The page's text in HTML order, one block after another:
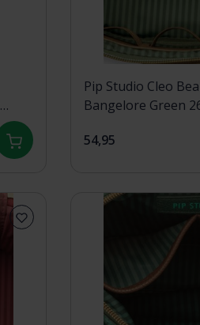
Pip Studio Cleo
Bangelore Green
54,95